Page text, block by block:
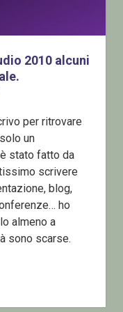
2010 alcuni
per ritrovare
un
stato fatto da
scrivere
blog,
ho
almeno a
sono scarse.